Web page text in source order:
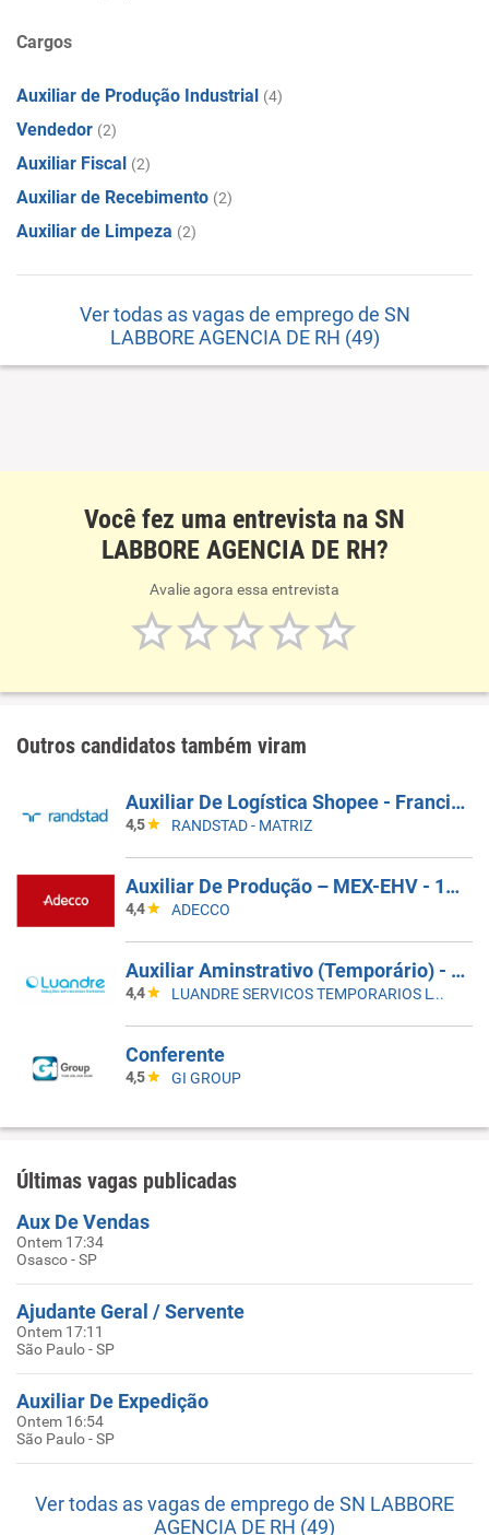
Cargos
Auxiliar de Produção Industrial (4)
Vendedor (2)
Auxiliar Fiscal (2)
Auxiliar de Recebimento (2)
Auxiliar de Limpeza (2)
Ver todas as vagas de emprego de SN
LABBORE AGENCIA DE RH (49)
Você fez uma entrevista na SN
LABBORE AGENCIA DE RH?
Avalie agora essa entrevista
Outros candidatos também viram
Auxiliar De Logística Shopee - Francisco Morato
4,5 RANDSTAD - MATRIZ
Auxiliar De Produção – MEX-EHV - 15:40 Ás 01:10 - Canoas/RS
4,4 ADECCO
Auxiliar Aminstrativo (Temporário) - Santos, SP | 5X2 - 8H Às 17H
4,4 LUANDRE SERVICOS TEMPORARIOS LTDA. (C-I)
Conferente
4,5 GI GROUP
Últimas vagas publicadas
Aux De Vendas
Ontem 17:34
Osasco - SP
Ajudante Geral / Servente
Ontem 17:11
São Paulo - SP
Auxiliar De Expedição
Ontem 16:54
São Paulo - SP
Ver todas as vagas de emprego de SN LABBORE
AGENCIA DE RH (49)